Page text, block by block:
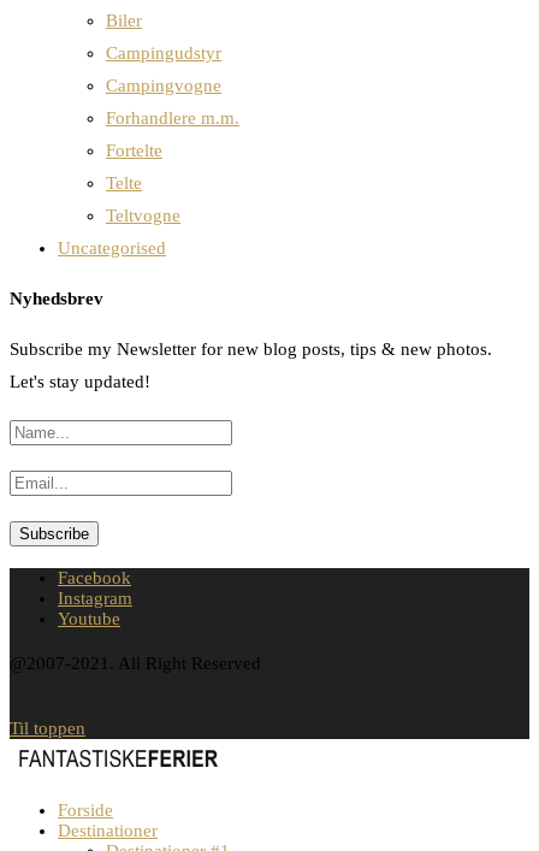
Biler
Campingudstyr
Campingvogne
Forhandlere m.m.
Fortelte
Telte
Teltvogne
Uncategorised
Nyhedsbrev
Subscribe my Newsletter for new blog posts, tips & new photos.
Let's stay updated!
Facebook
Instagram
Youtube
@2007-2021. All Right Reserved
Til toppen
Forside
Destinationer